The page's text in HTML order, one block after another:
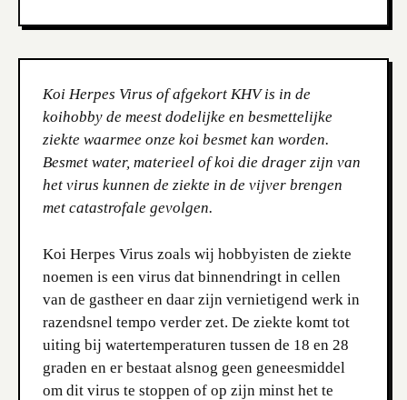
Koi Herpes Virus of afgekort KHV is in de
koihobby de meest dodelijke en besmettelijke
ziekte waarmee onze koi besmet kan worden.
Besmet water, materieel of koi die drager zijn van
het virus kunnen de ziekte in de vijver brengen
met catastrofale gevolgen.
Koi Herpes Virus zoals wij hobbyisten de ziekte
noemen is een virus dat binnendringt in cellen
van de gastheer en daar zijn vernietigend werk in
razendsnel tempo verder zet. De ziekte komt tot
uiting bij watertemperaturen tussen de 18 en 28
graden en er bestaat alsnog geen geneesmiddel
om dit virus te stoppen of op zijn minst het te